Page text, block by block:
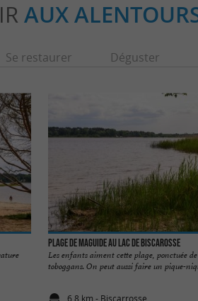
AUX
Se restaurer Déguster
Plage de Maguide au lac de Biscarosse
Les enfants aiment cette plage, ponctuée
toboggans. On peut aussi faire un pique-